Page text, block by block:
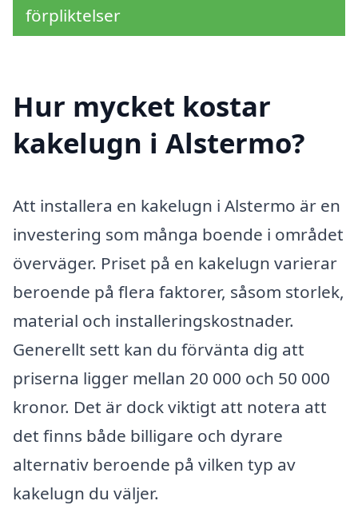
förpliktelser
Hur mycket kostar
kakelugn i Alstermo?
Att installera en kakelugn i Alstermo är en
investering som många boende i området
överväger. Priset på en kakelugn varierar
beroende på flera faktorer, såsom storlek,
material och installeringskostnader.
Generellt sett kan du förvänta dig att
priserna ligger mellan 20 000 och 50 000
kronor. Det är dock viktigt att notera att
det finns både billigare och dyrare
alternativ beroende på vilken typ av
kakelugn du väljer.